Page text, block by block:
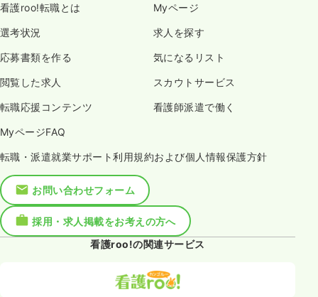
看護roo!転職とは Myページ
選考状況 求人を探す
応募書類を作る 気になるリスト
閲覧した求人 スカウトサービス
転職応援コンテンツ 看護師派遣で働く
MyページFAQ
転職・派遣就業サポート利用規約および個人情報保護方針
お問い合わせフォーム
採用・求人掲載をお考えの方へ
看護roo!の関連サービス